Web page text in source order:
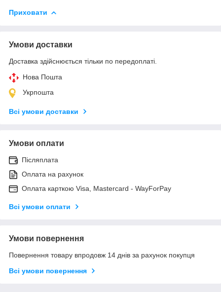
Приховати
Умови доставки
Доставка здійснюється тільки по передоплаті.
Нова Пошта
Укрпошта
Всі умови доставки
Умови оплати
Післяплата
Оплата на рахунок
Оплата карткою Visa, Mastercard - WayForPay
Всі умови оплати
Умови повернення
Повернення товару впродовж 14 днів за рахунок покупця
Всі умови повернення